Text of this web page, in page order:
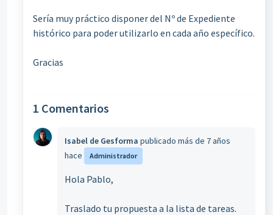
Sería muy práctico disponer del Nº de Expediente
histórico para poder utilizarlo en cada año específico.
Gracias
1 Comentarios
Isabel de Gesforma publicado más de 7 años
hace
Administrador
Hola Pablo,
Traslado tu propuesta a la lista de tareas.